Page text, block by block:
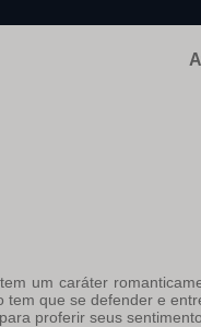
um caráter
que se defender e
proferir seus